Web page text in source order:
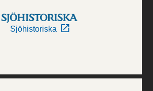
Sjöhistoriska